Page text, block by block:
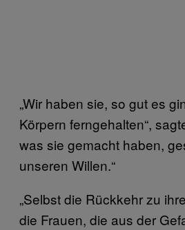
„Wir haben sie, so gut es
Körpern ferngehalten“,
was sie gemacht haben,
unseren Willen.“
„Selbst die Rückkehr zu
die Frauen, die aus der